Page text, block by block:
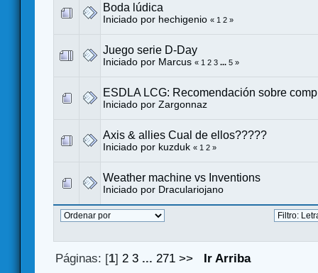
Boda lúdica
Iniciado por hechigenio « 1 2 »
Juego serie D-Day
Iniciado por Marcus « 1 2 3 ... 5 »
ESDLA LCG: Recomendación sobre
Iniciado por Zargonnaz
Axis & allies Cual de ellos?????
Iniciado por kuzduk « 1 2 »
Weather machine vs Inventions
Iniciado por Draculariojano
Páginas: [1] 2 3 ... 271 >> Ir Arriba